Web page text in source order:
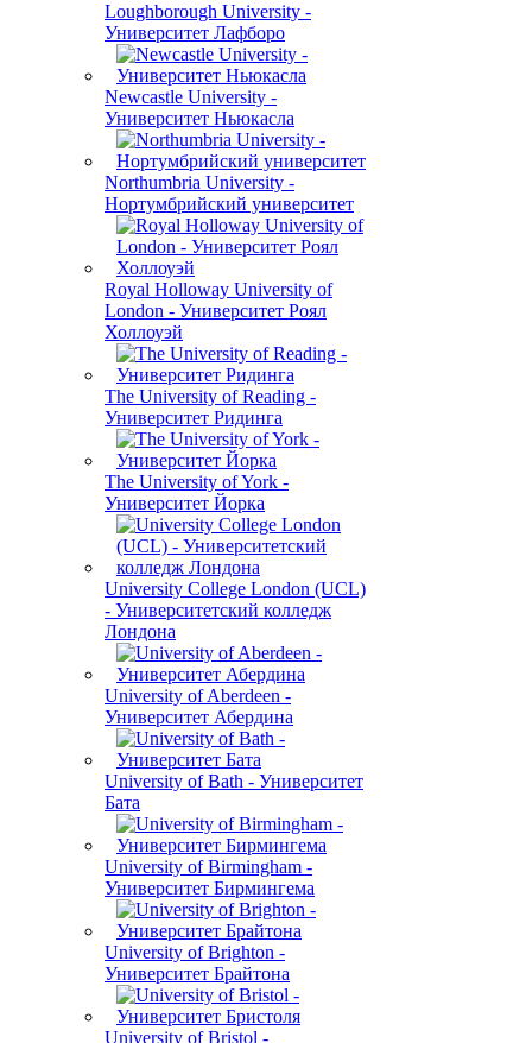
Loughborough University -
Университет Лафборо
Newcastle University -
Университет Ньюкасла
Northumbria University -
Нортумбрийский университет
Royal Holloway University of
London - Университет Роял
Холлоуэй
The University of Reading -
Университет Ридинга
The University of York -
Университет Йорка
University College London (UCL)
- Университетский колледж
Лондона
University of Aberdeen -
Университет Абердина
University of Bath - Университет
Бата
University of Birmingham -
Университет Бирмингема
University of Brighton -
Университет Брайтона
University of Bristol -